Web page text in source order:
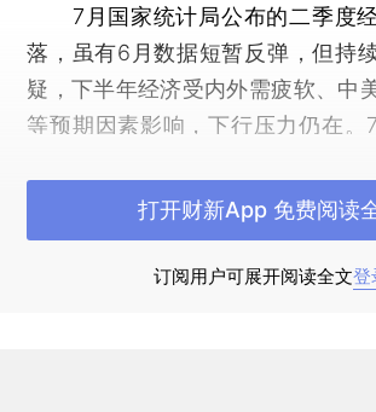
7月国家统计局公布的二季度经
落，虽有6月数据短暂反弹，但持
疑，下半年经济受内外需疲软、中
等预期因素影响，下行压力仍在。
7月震荡下跌1.56%。本月经
最优，录得所有因子中最高的
进取型因子表现优于中性因子和防御
累，七月高质量多因子策略小幅下
订阅用户可展开阅读全文登
打开财新App 免费阅读